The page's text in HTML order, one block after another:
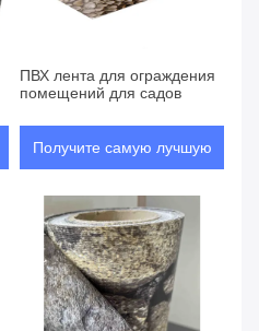
ПВХ лента для ограждения
помещений для садов
Получите самую лучшую
цену